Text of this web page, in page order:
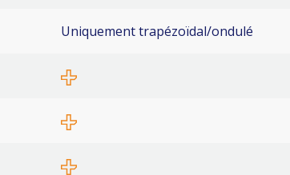
Uniquement trapézoïdal/ondulé